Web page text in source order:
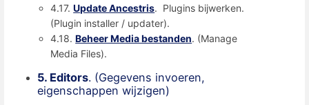
4.17.Update Ancestris. Plugins bijwerken.
(Plugin installer / updater).
4.18.Beheer Media bestanden. (Manage
Media Files).
5. Editors. (Gegevens invoeren,
eigenschappen wijzigen)